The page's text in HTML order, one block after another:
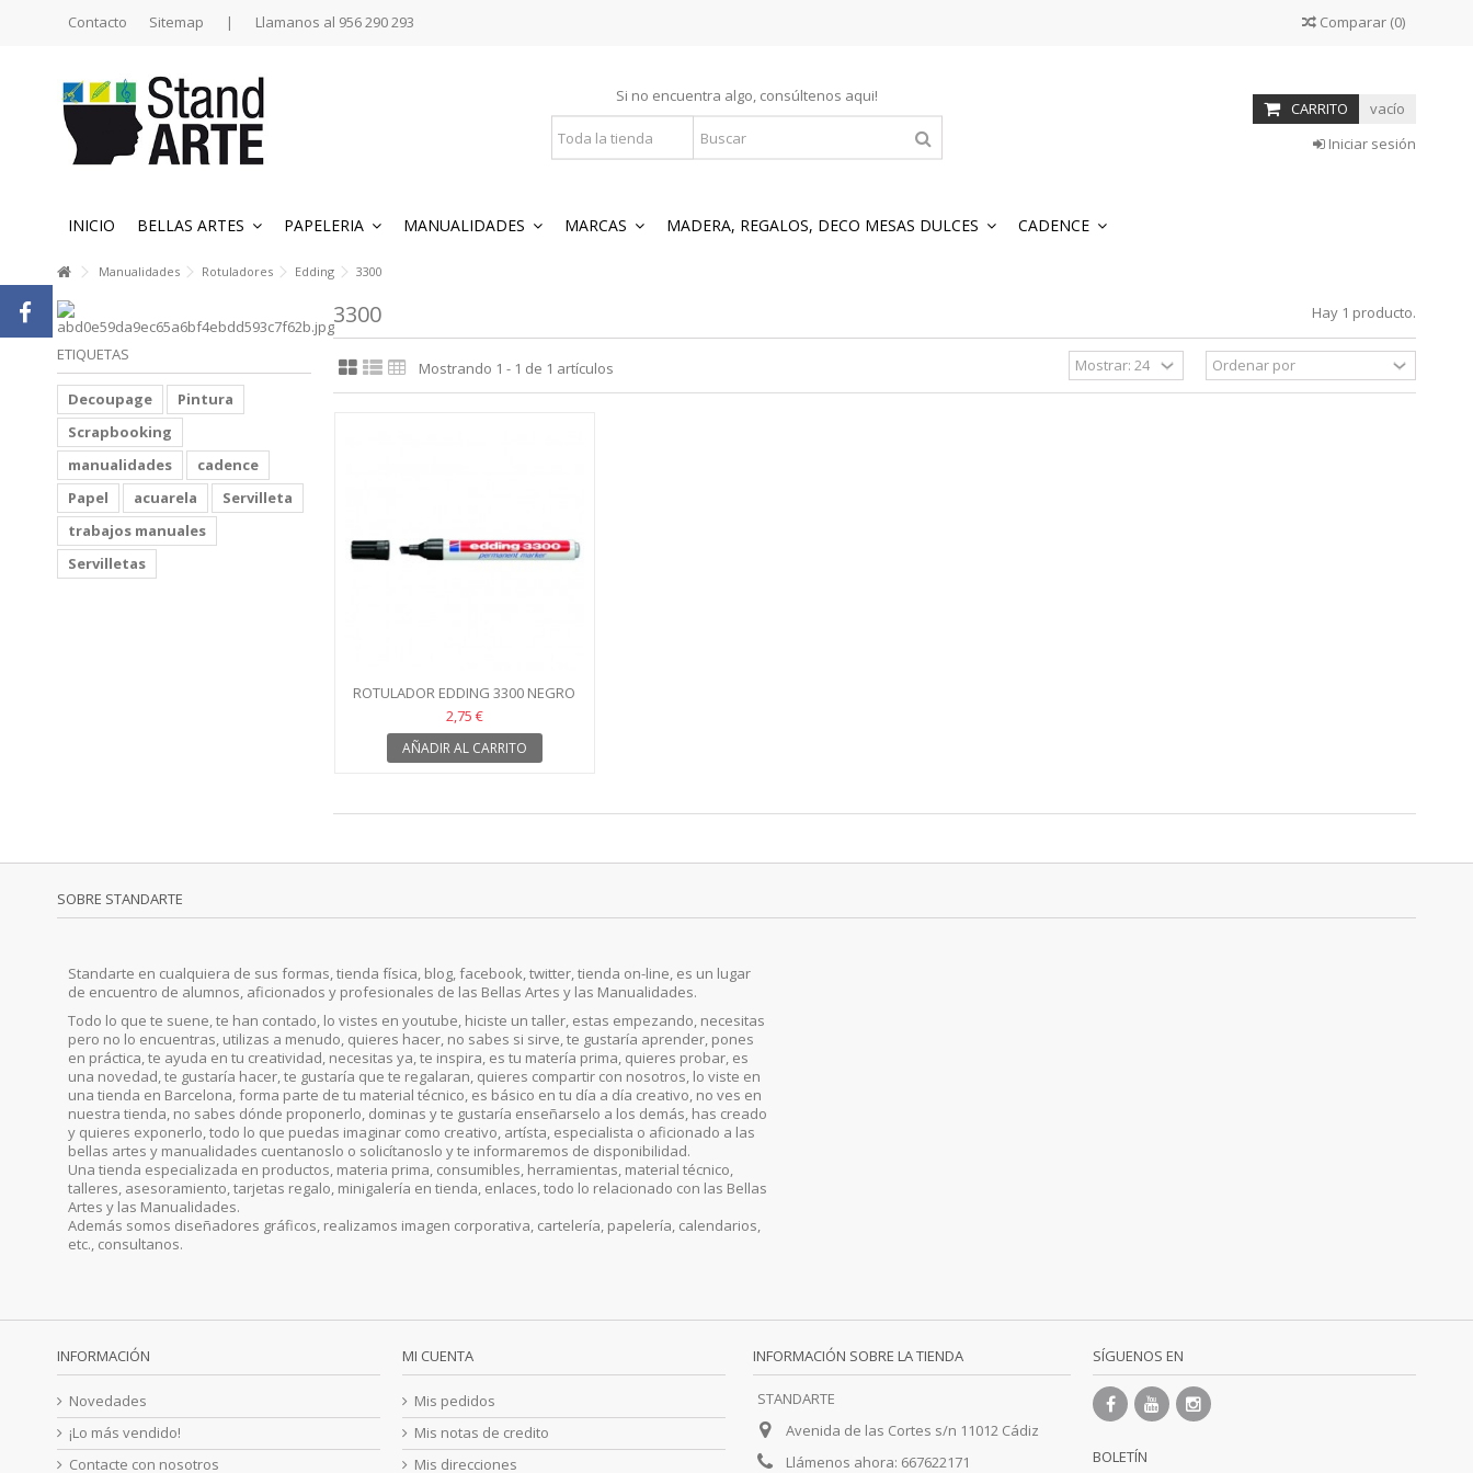
Contacto Sitemap | Llamanos al 956 290 293 Comparar (0)
Si no encuentra algo, consúltenos aqui!
CARRITO
vacío
Iniciar sesión
INICIO BELLAS ARTES PAPELERIA MANUALIDADES MARCAS MADERA, REGALOS, DECO MESAS DULCES CADENCE
Manualidades Rotuladores Edding 3300
3300 Hay 1 producto.
Mostrando 1 - 1 de 1 artículos
ROTULADOR EDDING 3300 NEGRO
001
2,75 €
AÑADIR AL CARRITO
ETIQUETAS
Decoupage
Pintura
Scrapbooking
manualidades
cadence
Papel
acuarela
Servilleta
trabajos manuales
Servilletas
SOBRE STANDARTE
Standarte en cualquiera de sus formas, tienda física, blog, facebook, twitter, tienda on-line, es un lugar
de encuentro de alumnos, aficionados y profesionales de las Bellas Artes y las Manualidades.
Todo lo que te suene, te han contado, lo vistes en youtube, hiciste un taller, estas empezando, necesitas
pero no lo encuentras, utilizas a menudo, quieres hacer, no sabes si sirve, te gustaría aprender, pones
en práctica, te ayuda en tu creatividad, necesitas ya, te inspira, es tu matería prima, quieres probar, es
una novedad, te gustaría hacer, te gustaría que te regalaran, quieres compartir con nosotros, lo viste en
una tienda en Barcelona, forma parte de tu material técnico, es básico en tu día a día creativo, no ves en
nuestra tienda, no sabes dónde proponerlo, dominas y te gustaría enseñarselo a los demás, has creado
y quieres exponerlo, todo lo que puedas imaginar como creativo, artísta, especialista o aficionado a las
bellas artes y manualidades cuentanoslo o solicítanoslo y te informaremos de disponibilidad.
Una tienda especializada en productos, materia prima, consumibles, herramientas, material técnico,
talleres, asesoramiento, tarjetas regalo, minigalería en tienda, enlaces, todo lo relacionado con las Bellas
Artes y las Manualidades.
Además somos diseñadores gráficos, realizamos imagen corporativa, cartelería, papelería, calendarios,
etc., consultanos.
INFORMACIÓN
Novedades
¡Lo más vendido!
Contacte con nosotros
MI CUENTA
Mis pedidos
Mis notas de credito
Mis direcciones
INFORMACIÓN SOBRE LA TIENDA
STANDARTE
Avenida de las Cortes s/n 11012 Cádiz
Llámenos ahora: 667622171
SÍGUENOS EN
BOLETÍN